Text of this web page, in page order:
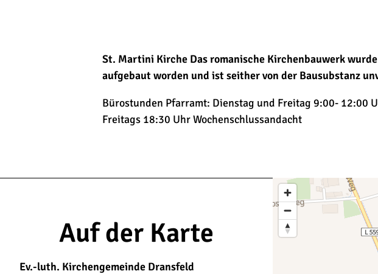
St. Martini Kirche Das romanische Kirchenbauwerk
aufgebaut worden und ist seither von der Bausubstanz
Bürostunden Pfarramt: Dienstag und Freitag 9:00- 12:00
Freitags 18:30 Uhr Wochenschlussandacht
Auf der Karte
Ev.-luth. Kirchengemeinde Dransfeld